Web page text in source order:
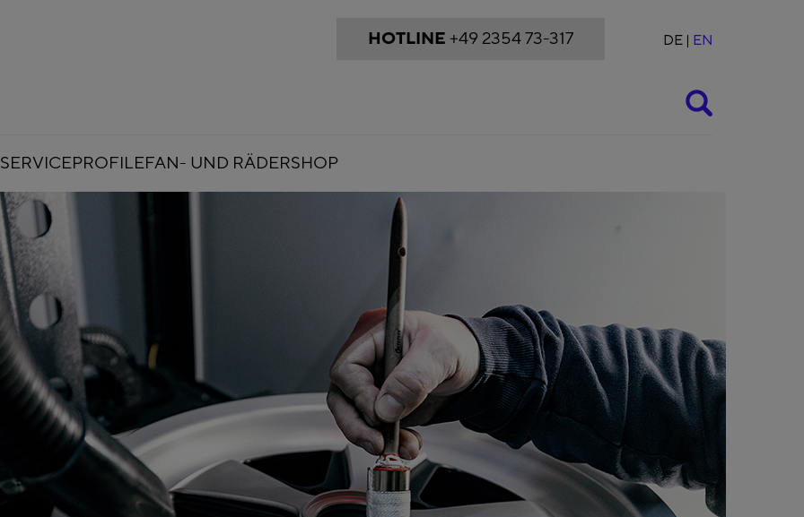
HOTLINE +49 2354 73-317 DE EN
SERVICEPROFILEFAN- UND RÄDERSHOP